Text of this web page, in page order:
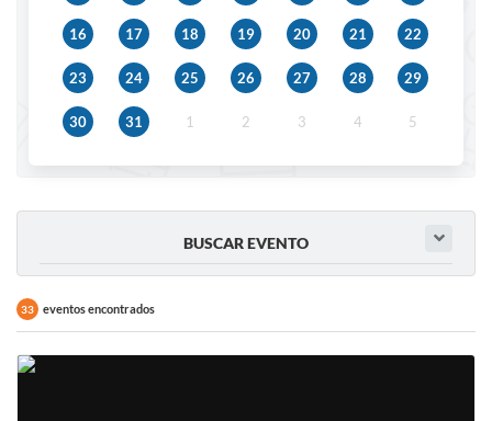
IPTU 2025
Legislação
Lei de acesso à informação
Portal da Educação
16 17 18 19 20 21 22
23 24 25 26 27 28 29
30 31 1 2 3 4 5
BUSCAR EVENTO
33 eventos encontrados